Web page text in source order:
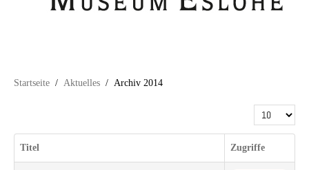
Startseite Aktuelles Archiv 2014
Anzeige #
Titel Zugriffe